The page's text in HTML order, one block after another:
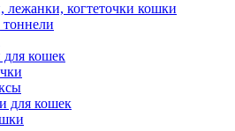
лежанки, когтеточки кошки
кошек
для кошек